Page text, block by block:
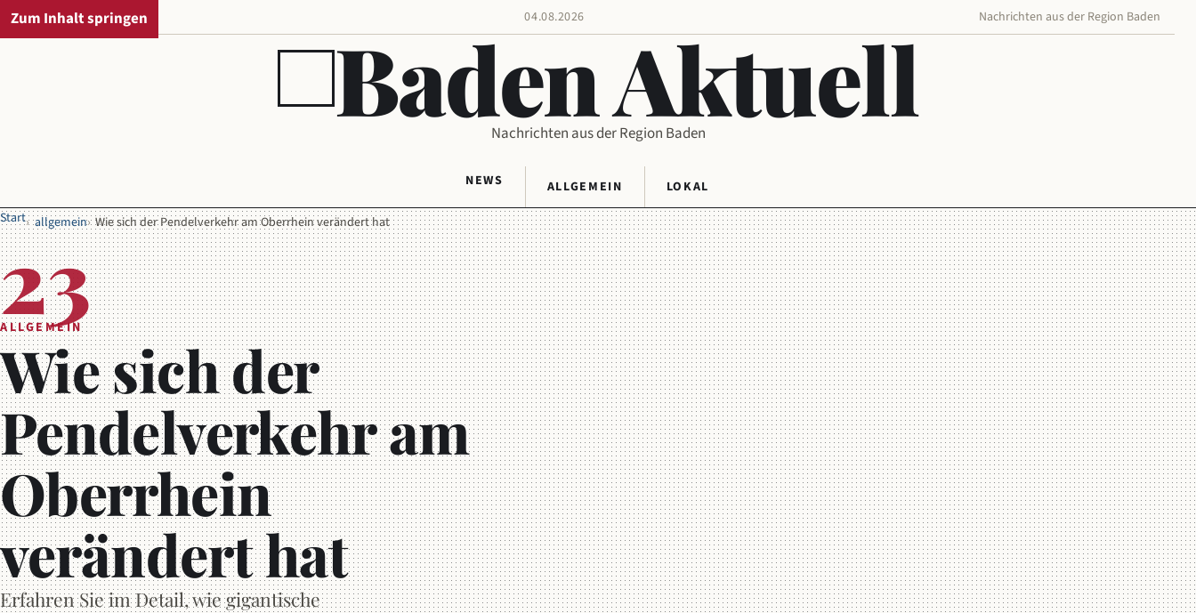
Zum Inhalt springen
REGIONALAUSGABE 04.08.2026 Nachrichten aus der Region Baden
Baden Aktuell
Nachrichten aus der Region Baden
NEWS ALLGEMEIN
LOKAL
Start allgemein Wie sich der Pendelverkehr am Oberrhein verändert hat
23
ALLGEMEIN
Wie sich der
Pendelverkehr am
Oberrhein
verändert hat
Erfahren Sie im Detail, wie gigantische